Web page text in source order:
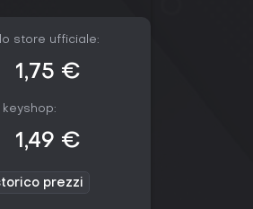
store ufficiale:
1,75 €
1,49 €
prezzi